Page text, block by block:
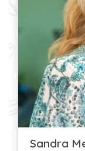
Sandra